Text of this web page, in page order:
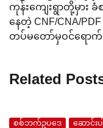
ကုန်းကျေးရွာတို့မှား ခံ
နေတဲ့ CNF/CNA/PDF
တပ်မတော်မှဝင်ရောက်ခ
Related
စစ်ဘက်ဥပဒေ ဆောင်းပါ